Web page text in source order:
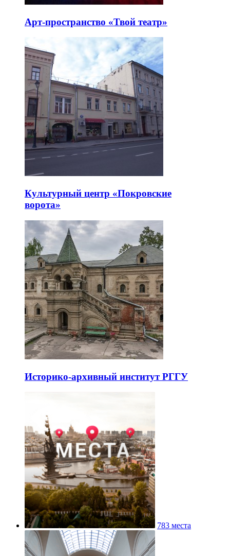
Арт-пространство «Твой театр»
Культурный центр «Покровские
ворота»
Историко-архивный институт РГГУ
783 места